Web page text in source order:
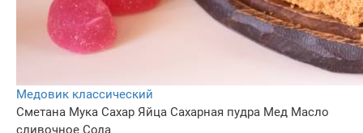
Медовик классический
Сметана Мука Сахар Яйца Сахарная пудра Мед Масло
сливочное Сода